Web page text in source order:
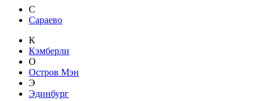
С
Сараево
К
Кэмберли
О
Остров Мэн
Э
Эдинбург